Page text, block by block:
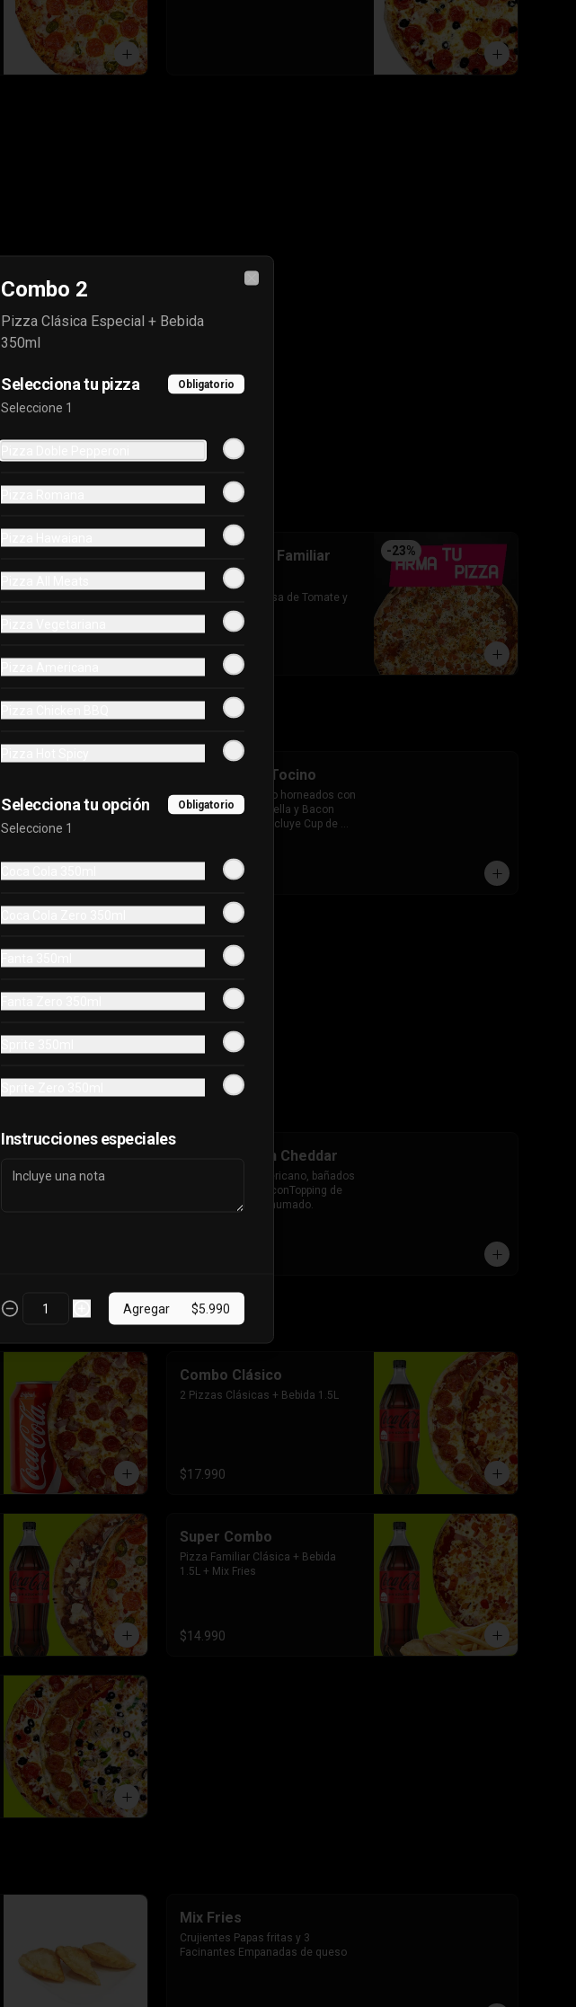
-23%
Arma tu pizza Familiar
(Base)
Base de pizza: Salsa de Tomate y
Queso mozarella
$7.690 $9.990
Cheesestick Tocino
10 palitos de queso horneados con
Extra queso Mozarella y Bacon
ahumado Crispy. Incluye Cup de
Nachos Bacon Cheddar
Nachos Estilo Americano, bañados
en Salsa Cheddar conTopping de
Crocante Bacon ahumado.
Combo Clásico
2 Pizzas Clásicas + Bebida 1.5L
$17.990
Super Combo
Pizza Familiar Clásica + Bebida
1.5L + Mix Fries
$14.990
Mix Fries
Crujientes Papas fritas y 3
Facinantes Empanadas de queso
Combo 2
Pizza Clásica Especial + Bebida
350ml
Selecciona tu pizza Obligatorio
Seleccione 1
Selecciona tu opción Obligatorio
Seleccione 1
Instrucciones especiales
Agregar $5.990